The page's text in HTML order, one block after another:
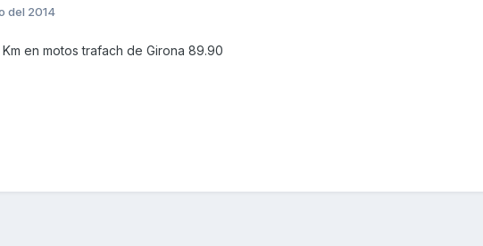
del 2014
en motos trafach de Girona 89.90